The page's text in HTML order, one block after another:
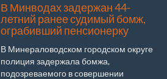
В Минводах задержан 44-
летний ранее судимый бомж,
ограбивший пенсионерку
В Минераловодском городском округе
полиция задержала бомжа,
подозреваемого в совершении